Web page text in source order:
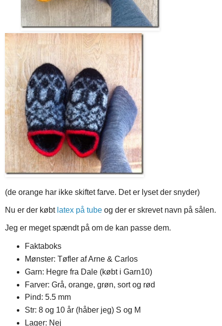
(de orange har ikke skiftet farve. Det er lyset der snyder)
Nu er der købt latex på tube og der er skrevet navn på sålen.
Jeg er meget spændt på om de kan passe dem.
Faktaboks
Mønster: Tøfler af Arne & Carlos
Garn: Hegre fra Dale (købt i Garn10)
Farver: Grå, orange, grøn, sort og rød
Pind: 5.5 mm
Str: 8 og 10 år (håber jeg) S og M
Lager: Nej